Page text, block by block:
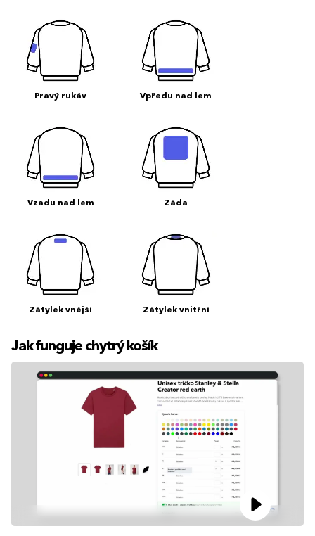
Pravý rukáv Vpředu nad lem
Vzadu nad lem Záda
Zátylek vnější Zátylek vnitřní
Jak funguje chytrý košík